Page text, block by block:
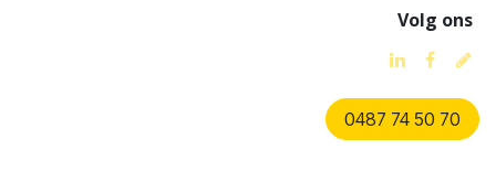
Volg ons
0487 74 50 70